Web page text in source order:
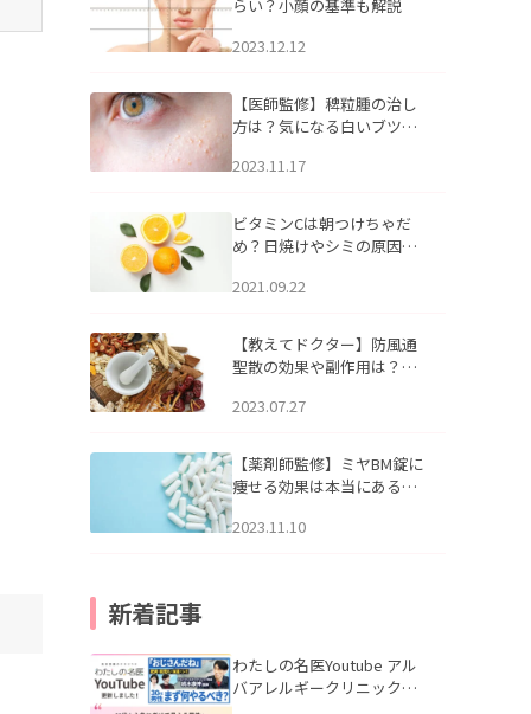
らい？小顔の基準も解説
2023.12.12
【医師監修】稗粒腫の治し
方は？気になる白いブツブ
アについて
2023.11.17
ビタミンCは朝つけちゃだ
め？日焼けやシミの原因に
2021.09.22
【教えてドクター】防風通
聖散の効果や副作用は？長
2023.07.27
【薬剤師監修】ミヤBM錠に
痩せる効果は本当にある
2023.11.10
新着記事
わたしの名医Youtube アル
バアレルギークリニック札